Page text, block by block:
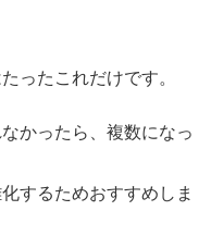
ったこれだけです。
かったら、複数になっ
するためおすすめしま